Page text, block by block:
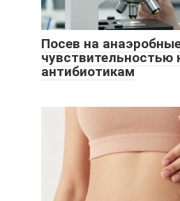
Посев на
чувствительностью
антибиотикам